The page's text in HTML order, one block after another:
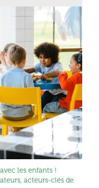
les enfants !
acteurs-clés de